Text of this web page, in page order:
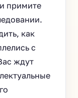
примите
как
с
ждут